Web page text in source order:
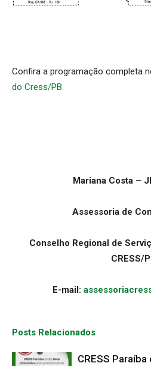
Confira a programação completa
do Cress/PB.
Mariana Costa –
Assessoria de
Conselho Regional de
CRESS/
E-mail:
Posts Relacionados
CRESS